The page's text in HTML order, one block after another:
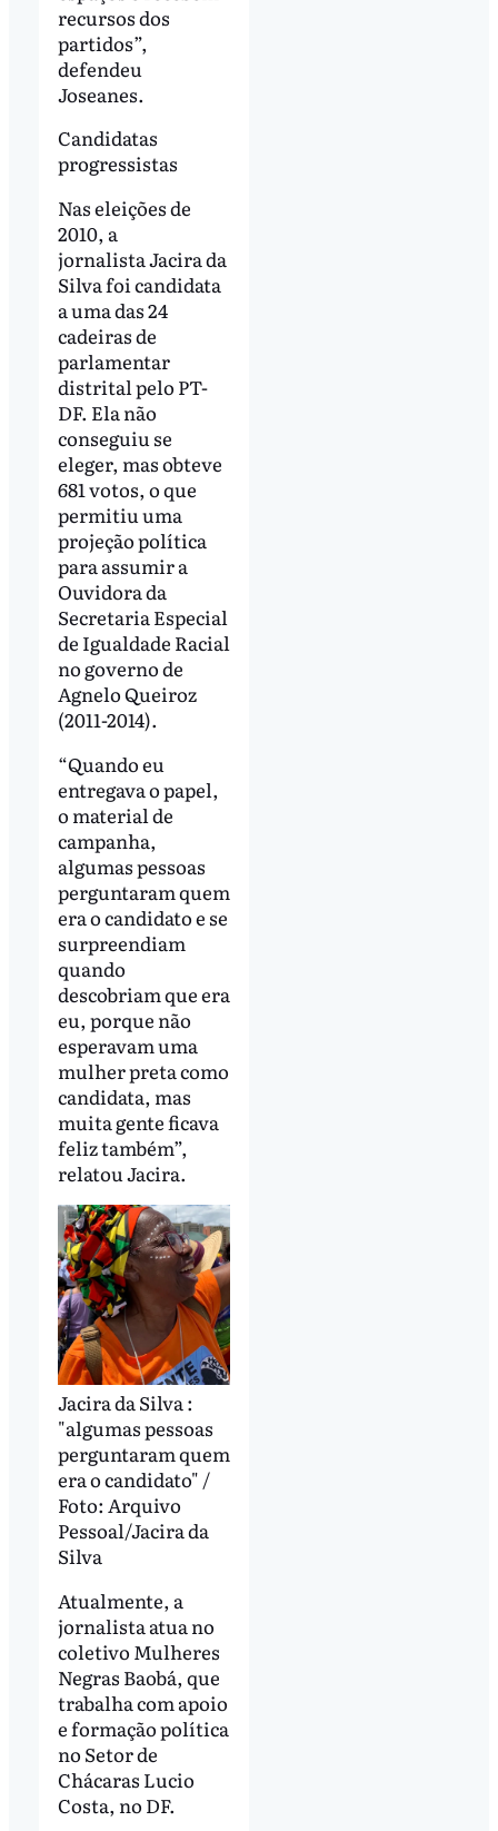
recursos dos
partidos”,
defendeu
Joseanes.
Candidatas
progressistas
Nas eleições de
2010, a
jornalista Jacira da
Silva foi candidata
a uma das 24
cadeiras de
parlamentar
distrital pelo PT-
DF. Ela não
conseguiu se
eleger, mas obteve
681 votos, o que
permitiu uma
projeção política
para assumir a
Ouvidora da
Secretaria Especial
de Igualdade Racial
no governo de
Agnelo Queiroz
(2011-2014).
“Quando eu
entregava o papel,
o material de
campanha,
algumas pessoas
perguntaram quem
era o candidato e se
surpreendiam
quando
descobriam que era
eu, porque não
esperavam uma
mulher preta como
candidata, mas
muita gente ficava
feliz também”,
relatou Jacira.
Jacira da Silva :
"algumas pessoas
perguntaram quem
era o candidato" /
Foto: Arquivo
Pessoal/Jacira da
Silva
Atualmente, a
jornalista atua no
coletivo Mulheres
Negras Baobá, que
trabalha com apoio
e formação política
no Setor de
Chácaras Lucio
Costa, no DF.